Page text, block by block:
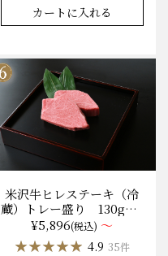
カートに入れる
米沢牛ヒレステーキ（冷
蔵）トレー盛り 130g×1
枚から量り売り
¥5,896(税込) ～
★★★★★
★★★★★ 4.9 35件